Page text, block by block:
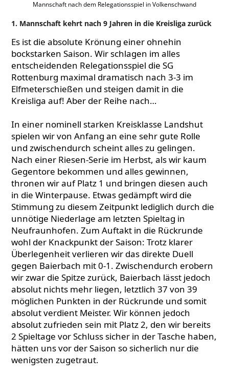
Mannschaft nach dem Relegationsspiel in Volkenschwand
1. Mannschaft kehrt nach 9 Jahren in die Kreisliga zurück
Es ist die absolute Krönung einer ohnehin
bockstarken Saison. Wir schlagen im alles
entscheidenden Relegationsspiel die SG
Rottenburg maximal dramatisch nach 3-3 im
Elfmeterschießen und steigen damit in die
Kreisliga auf! Aber der Reihe nach…
In einer nominell starken Kreisklasse Landshut
spielen wir von Anfang an eine sehr gute Rolle
und zwischendurch scheint alles zu gelingen.
Nach einer Riesen-Serie im Herbst, als wir kaum
Gegentore bekommen und alles gewinnen,
thronen wir auf Platz 1 und bringen diesen auch
in die Winterpause. Etwas gedämpft wird die
Stimmung zu diesem Zeitpunkt lediglich durch die
unnötige Niederlage am letzten Spieltag in
Neufraunhofen. Zum Auftakt in die Rückrunde
wohl der Knackpunkt der Saison: Trotz klarer
Überlegenheit verlieren wir das direkte Duell
gegen Baierbach mit 0-1. Zwischendurch erobern
wir zwar die Spitze zurück, Baierbach lässt jedoch
absolut nichts mehr liegen, letztlich 37 von 39
möglichen Punkten in der Rückrunde und somit
absolut verdient Meister. Wir können jedoch
absolut zufrieden sein mit Platz 2, den wir bereits
2 Spieltage vor Schluss sicher in der Tasche haben,
hätten uns vor der Saison so sicherlich nur die
wenigsten zugetraut.